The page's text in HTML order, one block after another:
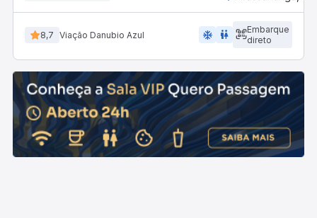
8,7 Viação Danubio Azul ac_unit wc
Embarque
direto